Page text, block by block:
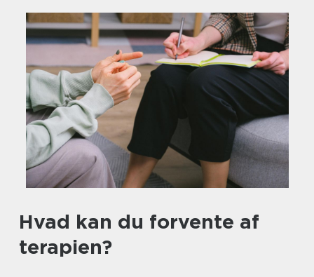
Hvad kan du forvente af
terapien?